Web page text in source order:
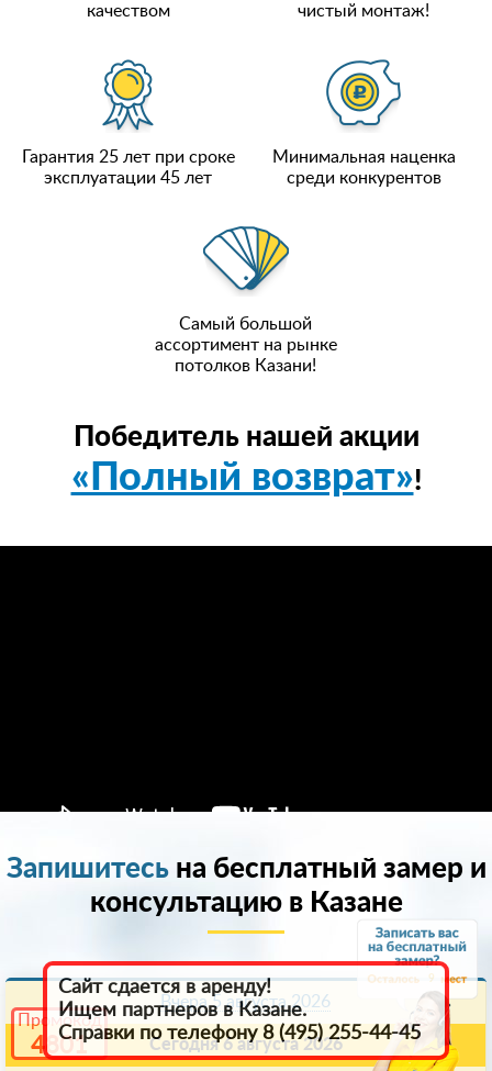
9
Промокод
4801
качеством
чистый монтаж!
Гарантия 25 лет при сроке
эксплуатации 45 лет
Минимальная наценка
среди конкурентов
Самый большой
ассортимент на рынке
потолков Казани!
Победитель нашей акции
«Полный возврат»!
Запишитесьна бесплатный замер и
консультацию в Казанe
Вчера 5 августа 2026
Сегодня 6 августа 2026
Сайт сдается в аренду!
Ищем партнеров в Казанe.
Справки по телефону 8 (495) 255-44-45